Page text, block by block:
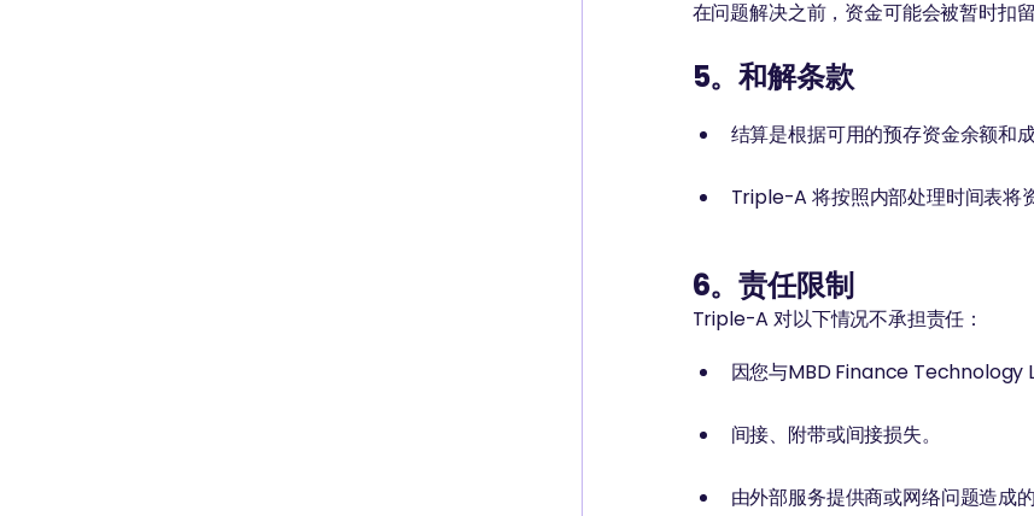
在问题解决之前，资金可能会被暂时扣留
5。和解条款
结算是根据可用的预存资金余额和
Triple-A 将按照内部处理时间表将
6。责任限制
Triple-A 对以下情况不承担责任：
因您与MBD Finance Technology
间接、附带或间接损失。
由外部服务提供商或网络问题造成